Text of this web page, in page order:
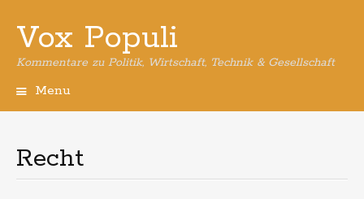
Vox Populi
Kommentare zu Politik, Wirtschaft, Technik & Gesellschaft
Menu
Recht